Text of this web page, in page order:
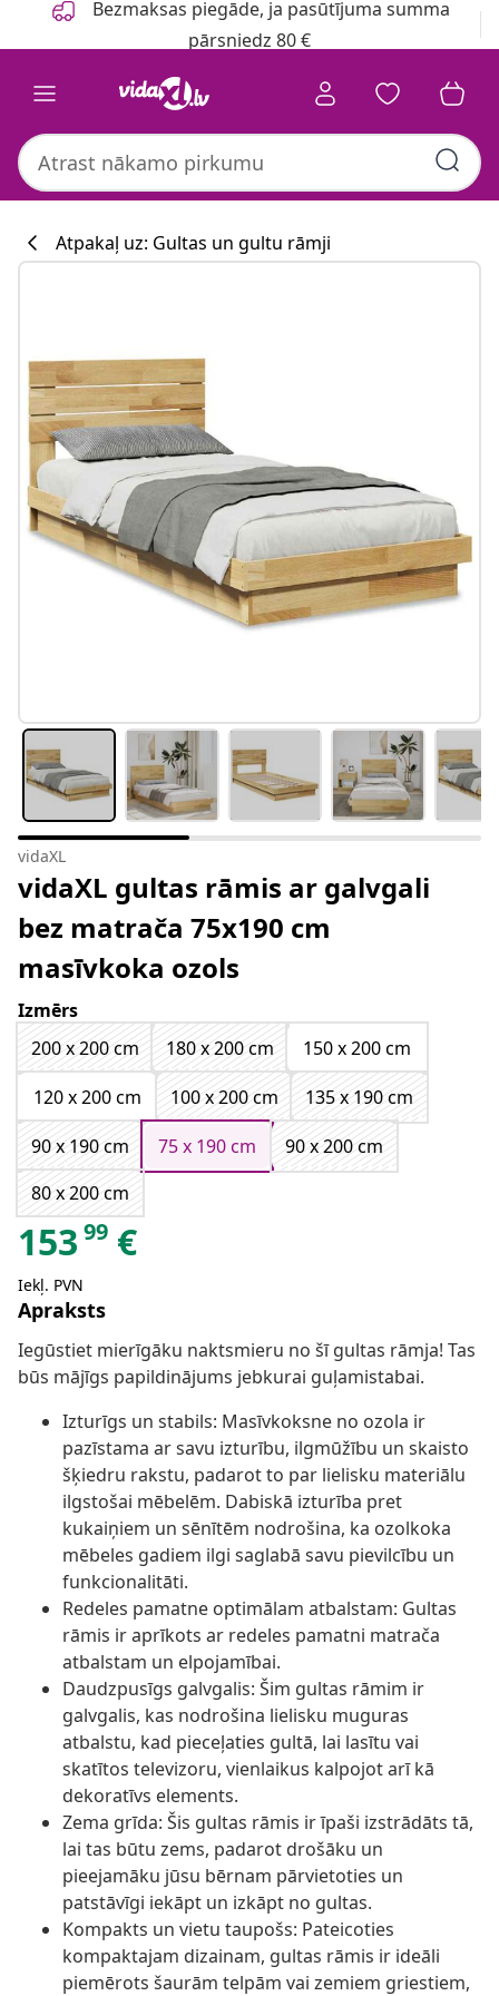
Bezmaksas piegāde, ja pasūtījuma summa
pārsniedz 80 €
Atpakaļ uz: Gultas un gultu rāmji
vidaXL
vidaXL gultas rāmis ar galvgali
bez matrača 75x190 cm
masīvkoka ozols
Izmērs
200 x 200 cm
180 x 200 cm
150 x 200 cm
120 x 200 cm
100 x 200 cm
135 x 190 cm
90 x 190 cm
75 x 190 cm
90 x 200 cm
80 x 200 cm
153 99 €
Iekļ. PVN
Apraksts
Iegūstiet mierīgāku naktsmieru no šī gultas rāmja! Tas
būs mājīgs papildinājums jebkurai guļamistabai.
Izturīgs un stabils: Masīvkoksne no ozola ir
pazīstama ar savu izturību, ilgmūžību un skaisto
šķiedru rakstu, padarot to par lielisku materiālu
ilgstošai mēbelēm. Dabiskā izturība pret
kukaiņiem un sēnītēm nodrošina, ka ozolkoka
mēbeles gadiem ilgi saglabā savu pievilcību un
funkcionalitāti.
Redeles pamatne optimālam atbalstam: Gultas
rāmis ir aprīkots ar redeles pamatni matrača
atbalstam un elpojamībai.
Daudzpusīgs galvgalis: Šim gultas rāmim ir
galvgalis, kas nodrošina lielisku muguras
atbalstu, kad pieceļaties gultā, lai lasītu vai
skatītos televizoru, vienlaikus kalpojot arī kā
dekoratīvs elements.
Zema grīda: Šis gultas rāmis ir īpaši izstrādāts tā,
lai tas būtu zems, padarot drošāku un
pieejamāku jūsu bērnam pārvietoties un
patstāvīgi iekāpt un izkāpt no gultas.
Kompakts un vietu taupošs: Pateicoties
kompaktajam dizainam, gultas rāmis ir ideāli
piemērots šaurām telpām vai zemiem griestiem,